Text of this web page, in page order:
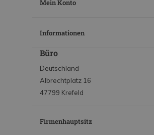
Mein Konto
Informationen
Büro
Deutschland
Albrechtplatz 16
47799 Krefeld
Firmenhauptsitz